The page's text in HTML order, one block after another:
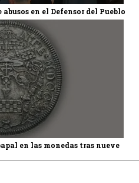
en el Defensor del Pueblo
en las monedas tras nueve